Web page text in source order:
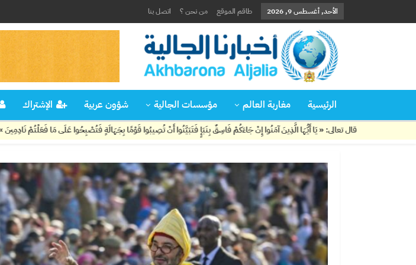
الأحد, أغسطس 9, 2026 طاقم الموقع من نحن ؟ اتصل بنا
الرئيسية مغاربة العالم مؤسسات الجالية شؤون عربية الإشتراك
تعالى: « يَا أَيُّهَا الَّذِينَ آمَنُوا إِنْ جَاءَكُمْ فَاسِقٌ بِنَبَإٍ فَتَبَيَّنُوا أَنْ تُصِيبُوا قَوْمًا بِجَهَالَةٍ فَتُصْبِحُوا عَلَى مَا فَعَلْتُمْ نَادِمِينَ »